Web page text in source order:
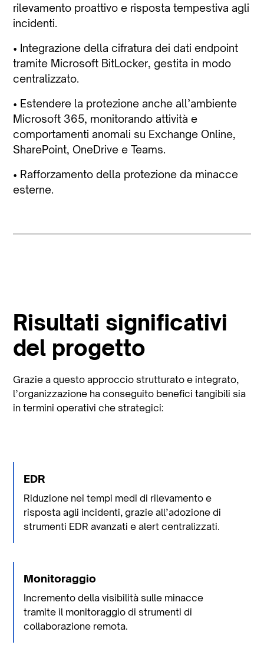
rilevamento proattivo e risposta tempestiva agli
incidenti.
• Integrazione della cifratura dei dati endpoint
tramite Microsoft BitLocker, gestita in modo
centralizzato.
• Estendere la protezione anche all’ambiente
Microsoft 365, monitorando attività e
comportamenti anomali su Exchange Online,
SharePoint, OneDrive e Teams.
• Rafforzamento della protezione da minacce
esterne.
Risultati significativi
del progetto
Grazie a questo approccio strutturato e integrato,
l’organizzazione ha conseguito benefici tangibili sia
in termini operativi che strategici:
EDR
Riduzione nei tempi medi di rilevamento e
risposta agli incidenti, grazie all’adozione di
strumenti EDR avanzati e alert centralizzati.
Monitoraggio
Incremento della visibilità sulle minacce
tramite il monitoraggio di strumenti di
collaborazione remota.